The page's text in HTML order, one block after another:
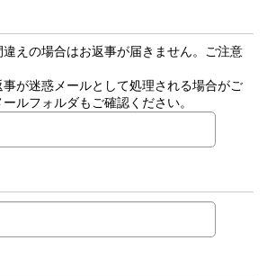
違えの場合はお返事が届きません。ご注意
事が迷惑メールとして処理される場合がご
ルフォルダもご確認ください。